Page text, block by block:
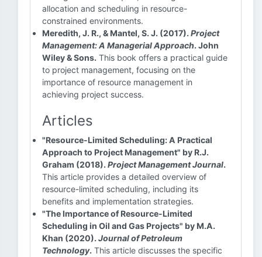
allocation and scheduling in resource-
constrained environments.
Meredith, J. R., & Mantel, S. J. (2017). Project
Management: A Managerial Approach. John
Wiley & Sons. This book offers a practical guide
to project management, focusing on the
importance of resource management in
achieving project success.
Articles
"Resource-Limited Scheduling: A Practical
Approach to Project Management" by R.J.
Graham (2018). Project Management Journal.
This article provides a detailed overview of
resource-limited scheduling, including its
benefits and implementation strategies.
"The Importance of Resource-Limited
Scheduling in Oil and Gas Projects" by M.A.
Khan (2020). Journal of Petroleum
Technology. This article discusses the specific